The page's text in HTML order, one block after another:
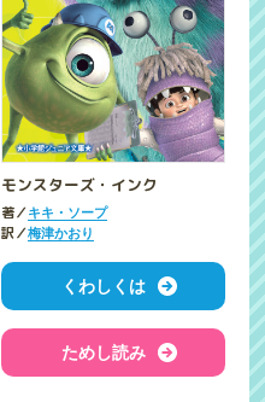
モンスターズ・インク
著／キキ・ソープ
訳／梅津かおり
くわしくは
ためし読み